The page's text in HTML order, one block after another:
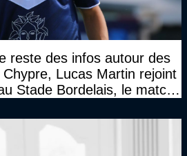
reste des infos autour des
Lucas Martin rejoint
Stade Bordelais, le match